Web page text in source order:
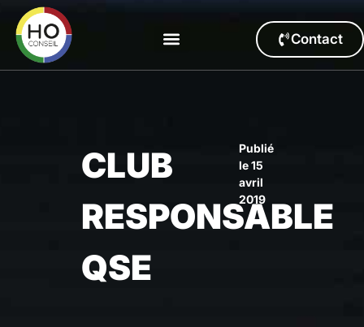
Contact
CLUB
RESPONSABLE
QSE
Publié
le15
avril
2019